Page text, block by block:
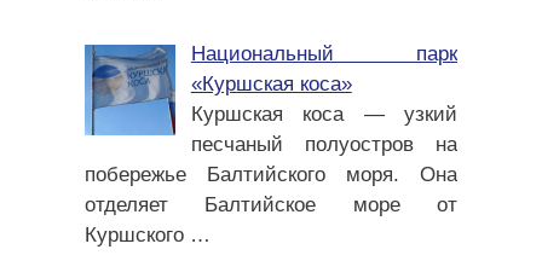
Национальный парк
«Куршская коса»
Куршская коса — узкий
песчаный полуостров на
побережье Балтийского моря. Она
отделяет Балтийское море от
Куршского …